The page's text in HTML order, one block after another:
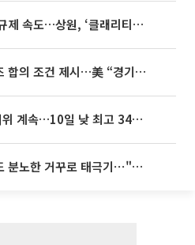
미국, 가상자산 포괄 규제 속도…상원, ‘클래리티법’ 9월 절차투표 추진
이란, 미국에 호르무즈 합의 조건 제시…美 “경기 아직 안 끝나” [종합]
[내일 날씨] 전국 무더위 계속…10일 낮 최고 34도 육박
서경덕 교수, 김희철도 분노한 거꾸로 태극기⋯"엉터리는 아냐, 아쉬울 뿐"